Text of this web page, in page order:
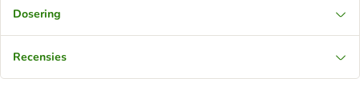
Dosering
Recensies